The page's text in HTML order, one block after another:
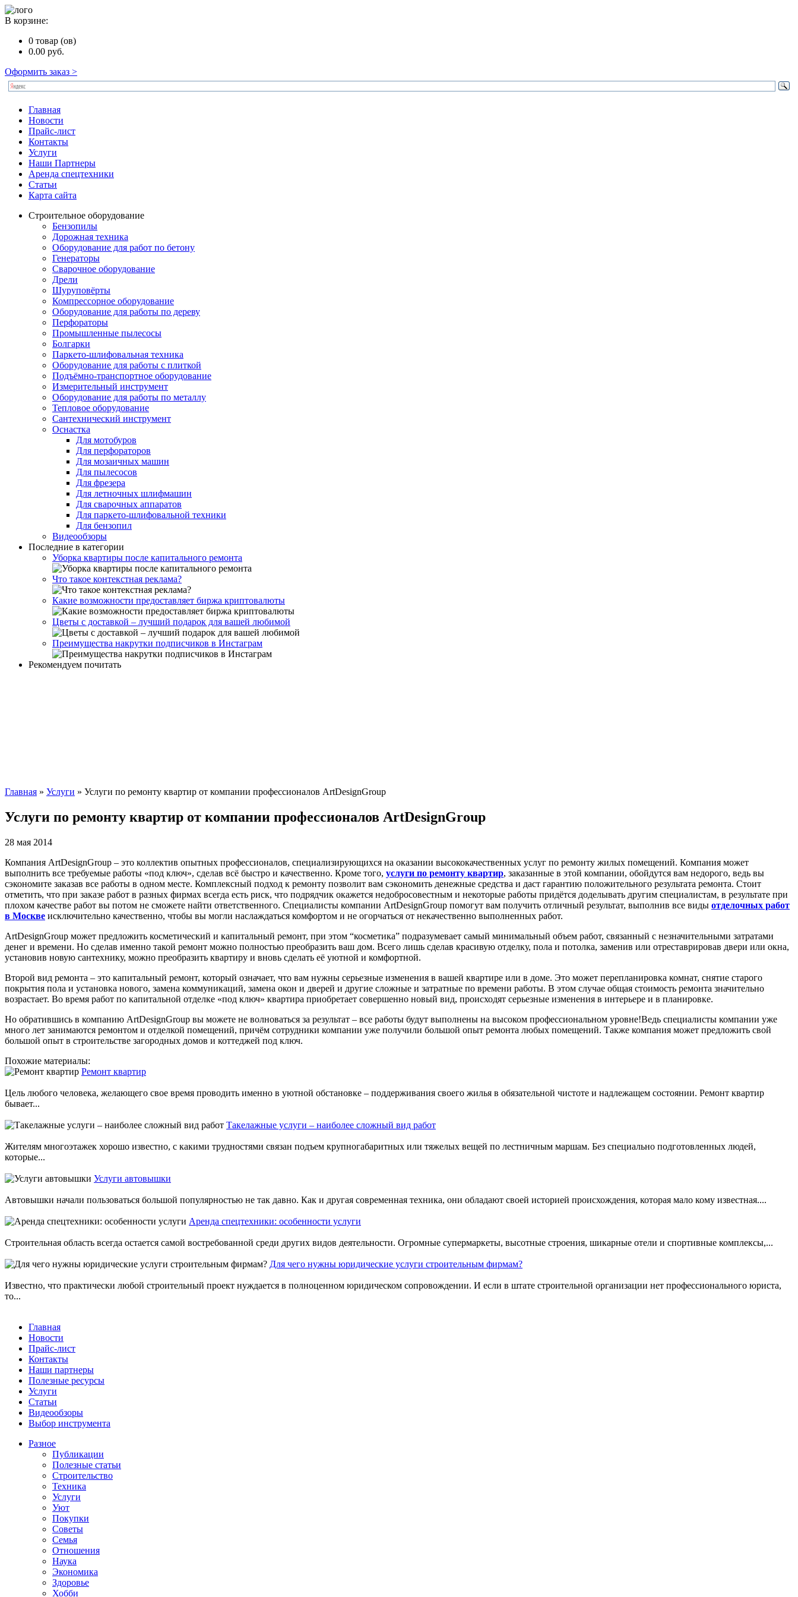
В корзине:
0 товар (ов)
0.00 руб.
Оформить заказ >
Главная
Новости
Прайс-лист
Контакты
Услуги
Наши Партнеры
Аренда спецтехники
Статьи
Карта сайта
Строительное оборудование
Бензопилы
Дорожная техника
Оборудование для работ по бетону
Генераторы
Сварочное оборудование
Дрели
Шуруповёрты
Компрессорное оборудование
Оборудование для работы по дереву
Перфораторы
Промышленные пылесосы
Болгарки
Паркето-шлифовальная техника
Оборудование для работы с плиткой
Подъёмно-транспортное оборудование
Измерительный инструмент
Оборудование для работы по металлу
Тепловое оборудование
Сантехнический инструмент
Оснастка
Для мотобуров
Для перфораторов
Для мозаичных машин
Для пылесосов
Для фрезера
Для летночных шлифмашин
Для сварочных аппаратов
Для паркето-шлифовальной техники
Для бензопил
Видеообзоры
Последние в категории
Уборка квартиры после капитального ремонта
Что такое контекстная реклама?
Какие возможности предоставляет биржа криптовалюты
Цветы с доставкой – лучший подарок для вашей любимой
Преимущества накрутки подписчиков в Инстаграм
Рекомендуем почитать
Главная » Услуги » Услуги по ремонту квартир от компании профессионалов ArtDesignGroup
Услуги по ремонту квартир от компании профессионалов ArtDesignGroup
28 мая 2014
Компания ArtDesignGroup – это коллектив опытных профессионалов, специализирующихся на оказании высококачественных услуг по ремонту жилых помещений. Компания может
выполнить все требуемые работы «под ключ», сделав всё быстро и качественно. Кроме того, услуги по ремонту квартир, заказанные в этой компании, обойдутся вам недорого, ведь вы
сэкономите заказав все работы в одном месте. Комплексный подход к ремонту позволит вам сэкономить денежные средства и даст гарантию положительного результата ремонта. Стоит
отметить, что при заказе работ в разных фирмах всегда есть риск, что подрядчик окажется недобросовестным и некоторые работы придётся доделывать другим специалистам, в результате при
плохом качестве работ вы потом не сможете найти ответственного. Специалисты компании ArtDesignGroup помогут вам получить отличный результат, выполнив все виды отделочных работ
в Москве исключительно качественно, чтобы вы могли наслаждаться комфортом и не огорчаться от некачественно выполненных работ.
ArtDesignGroup может предложить косметический и капитальный ремонт, при этом “косметика” подразумевает самый минимальный объем работ, связанный с незначительными затратами
денег и времени. Но сделав именно такой ремонт можно полностью преобразить ваш дом. Всего лишь сделав красивую отделку, пола и потолка, заменив или отреставрировав двери или окна,
установив новую сантехнику, можно преобразить квартиру и вновь сделать её уютной и комфортной.
Второй вид ремонта – это капитальный ремонт, который означает, что вам нужны серьезные изменения в вашей квартире или в доме. Это может перепланировка комнат, снятие старого
покрытия пола и установка нового, замена коммуникаций, замена окон и дверей и другие сложные и затратные по времени работы. В этом случае общая стоимость ремонта значительно
возрастает. Во время работ по капитальной отделке «под ключ» квартира приобретает совершенно новый вид, происходят серьезные изменения в интерьере и в планировке.
Но обратившись в компанию ArtDesignGroup вы можете не волноваться за результат – все работы будут выполнены на высоком профессиональном уровне!Ведь специалисты компании уже
много лет занимаются ремонтом и отделкой помещений, причём сотрудники компании уже получили большой опыт ремонта любых помещений. Также компания может предложить свой
большой опыт в строительстве загородных домов и коттеджей под ключ.
Похожие материалы:
Ремонт квартир
Цель любого человека, желающего свое время проводить именно в уютной обстановке – поддерживания своего жилья в обязательной чистоте и надлежащем состоянии. Ремонт квартир
бывает...
Такелажные услуги – наиболее сложный вид работ
Жителям многоэтажек хорошо известно, с какими трудностями связан подъем крупногабаритных или тяжелых вещей по лестничным маршам. Без специально подготовленных людей,
которые...
Услуги автовышки
Автовышки начали пользоваться большой популярностью не так давно. Как и другая современная техника, они обладают своей историей происхождения, которая мало кому известная....
Аренда спецтехники: особенности услуги
Строительная область всегда остается самой востребованной среди других видов деятельности. Огромные супермаркеты, высотные строения, шикарные отели и спортивные комплексы,...
Для чего нужны юридические услуги строительным фирмам?
Известно, что практически любой строительный проект нуждается в полноценном юридическом сопровождении. И если в штате строительной организации нет профессионального юриста,
то...
Главная
Новости
Прайс-лист
Контакты
Наши партнеры
Полезные ресурсы
Услуги
Статьи
Видеообзоры
Выбор инструмента
Разное
Публикации
Полезные статьи
Строительство
Техника
Услуги
Уют
Покупки
Советы
Семья
Отношения
Наука
Экономика
Здоровье
Хобби